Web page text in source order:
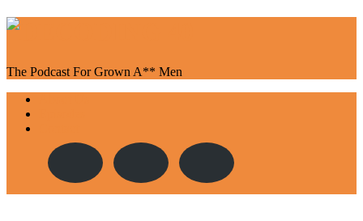
The Podcast For Grown A** Men
Toggle
navigation